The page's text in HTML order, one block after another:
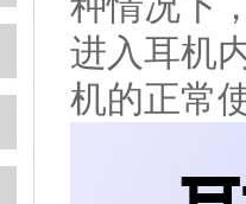
进入耳机
机的正常